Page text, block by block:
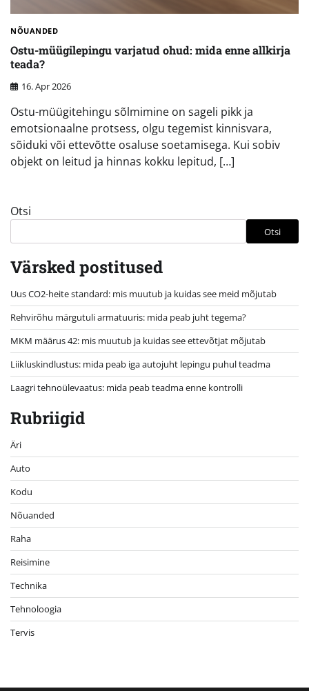
NÕUANDED
Ostu-müügilepingu varjatud ohud: mida enne allkirja
teada?
16. Apr 2026
Ostu-müügitehingu sõlmimine on sageli pikk ja
emotsionaalne protsess, olgu tegemist kinnisvara,
sõiduki või ettevõtte osaluse soetamisega. Kui sobiv
objekt on leitud ja hinnas kokku lepitud, […]
Otsi
Otsi
Värsked postitused
Uus CO2-heite standard: mis muutub ja kuidas see meid mõjutab
Rehvirõhu märgutuli armatuuris: mida peab juht tegema?
MKM määrus 42: mis muutub ja kuidas see ettevõtjat mõjutab
Liikluskindlustus: mida peab iga autojuht lepingu puhul teadma
Laagri tehnoülevaatus: mida peab teadma enne kontrolli
Rubriigid
Äri
Auto
Kodu
Nõuanded
Raha
Reisimine
Technika
Tehnoloogia
Tervis